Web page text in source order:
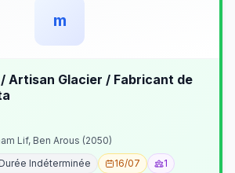
m
Artisan Glacier / Fabricant de
Lif, Ben Arous (2050)
Indéterminée
16/07 1